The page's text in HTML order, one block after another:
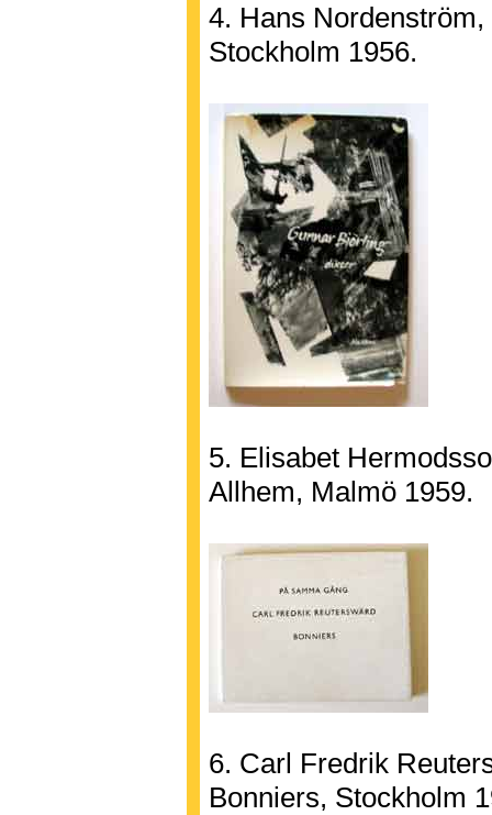
4. Hans
Stockholm 1956.
5. Elisabet
Allhem, Malmö 1959.
6. Carl Fredrik
Bonniers, Stockholm